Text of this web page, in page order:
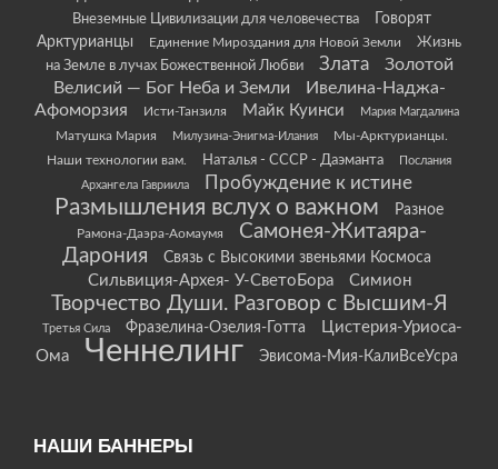
Внеземные Цивилизации для человечества
Говорят
Арктурианцы
Единение Мироздания для Новой Земли
Жизнь
на Земле в лучах Божественной Любви
Злата
Золотой
Велисий — Бог Неба и Земли
Ивелина-Наджа-
Афоморзия
Исти-Танзиля Майк Куинси Мария Магдалина
Матушка Мария Милузина-Энигма-Илания
Мы-Арктурианцы.
Наши технологии вам.
Наталья - СССР - Даэманта
Послания
Архангела Гавриила
Пробуждение к истине
Размышления вслух о важном Разное
Рамона-Даэра-Аомаумя
Самонея-Житаяра-
Дарония
Связь с Высокими звеньями Космоса
Сильвиция-Архея- У-СветоБора Симион
Творчество Души. Разговор с Высшим-Я
Третья Сила Фразелина-Озелия-Готта
Цистерия-Уриоса-
Ома
Ченнелинг Эвисома-Мия-КалиВсеУсра
НАШИ БАННЕРЫ